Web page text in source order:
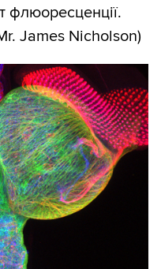
флюоресценції.
James Nicholson)